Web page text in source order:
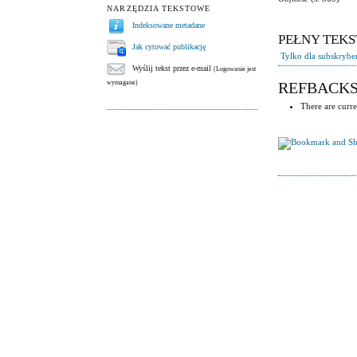
NARZĘDZIA TEKSTOWE
Indeksowane metadane
Jak cytować publikację
Wyślij tekst przez e-mail(Logowanie jest
wymagane)
PEŁNY
Tylko dla
REFBACKS
There are